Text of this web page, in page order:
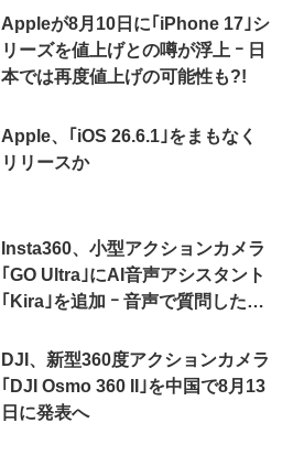
Appleが8月10日に｢iPhone 17｣シ
リーズを値上げとの噂が浮上 ｰ 日
本では再度値上げの可能性も?!
Apple、｢iOS 26.6.1｣をまもなく
リリースか
Insta360、小型アクションカメラ
｢GO Ultra｣にAI音声アシスタント
｢Kira｣を追加 ｰ 音声で質問した
可能に
DJI、新型360度アクションカメラ
｢DJI Osmo 360 II｣を中国で8月13
日に発表へ